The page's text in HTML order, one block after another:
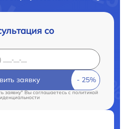
со
заявку
заявку" Вы соглашаетесь cполитикой